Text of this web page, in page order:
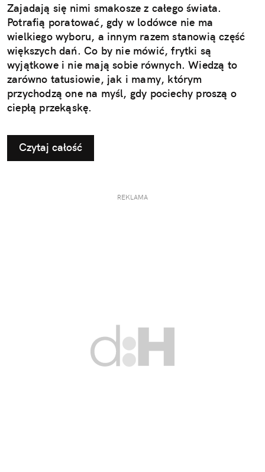
Zajadają się nimi smakosze z całego świata.
Potrafią poratować, gdy w lodówce nie ma
wielkiego wyboru, a innym razem stanowią część
większych dań. Co by nie mówić, frytki są
wyjątkowe i nie mają sobie równych. Wiedzą to
zarówno tatusiowie, jak i mamy, którym
przychodzą one na myśl, gdy pociechy proszą o
ciepłą przekąskę.
Czytaj całość
REKLAMA